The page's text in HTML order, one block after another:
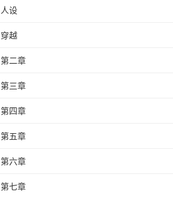
人设
穿越
第二章
第三章
第四章
第五章
第六章
第七章